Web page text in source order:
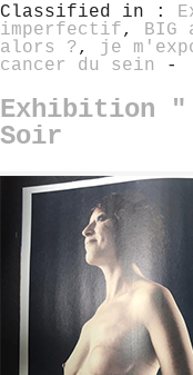
Classified in :
imperfectif, BIG
alors ?, je
cancer du sein
-
Exhibition "
Soir